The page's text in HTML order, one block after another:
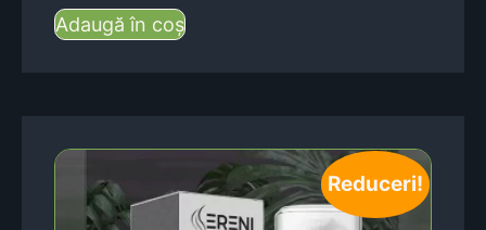
Adaugă în coș
Reduceri!